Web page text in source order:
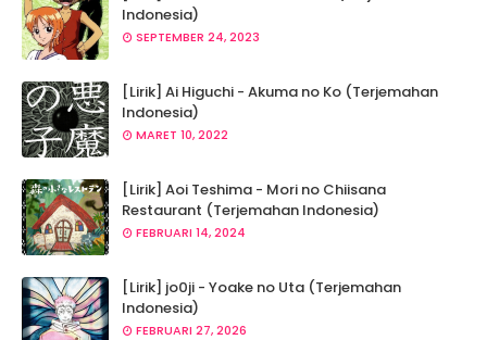
Indonesia)
SEPTEMBER 24, 2023
[Lirik] Ai Higuchi - Akuma no Ko (Terjemahan
Indonesia)
MARET 10, 2022
[Lirik] Aoi Teshima - Mori no Chiisana
Restaurant (Terjemahan Indonesia)
FEBRUARI 14, 2024
[Lirik] jo0ji - Yoake no Uta (Terjemahan
Indonesia)
FEBRUARI 27, 2026